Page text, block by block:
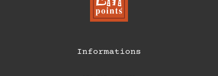
Informations